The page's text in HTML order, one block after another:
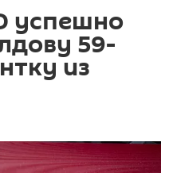
успешно
59-
из